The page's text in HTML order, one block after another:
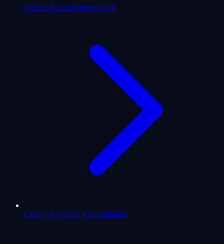
Cancer & Leo Kompatibilität
Cancer & Gemini Kompatibilität